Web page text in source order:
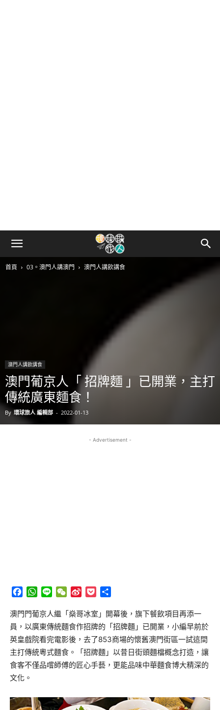
首頁 03。澳門人講澳門 澳門人講飲講食
澳門人講飲講食
澳門葡京人「 招牌麵 」已開業，主打
傳統廣東麵食！
By 環球旅人 編輯部 - 2022-01-13
- Advertisement -
Facebook
WhatsApp
Line WeChat
Sina
Pocket
澳門門葡京人繼「燊哥冰室」開幕後，旗下餐飲項目再添一
員，以廣東傳統麵食作招牌的「招牌麵」已開業，小編早前於
英皇戲院看完電影後，去了853商場的懷舊澳門街區一試這間
主打傳統粵式麵食。「招牌麵」以昔日街頭麵檔概念打造，讓
食客不僅品嚐師傅的匠心手藝，更能品味中華麵食博大精深的
文化。